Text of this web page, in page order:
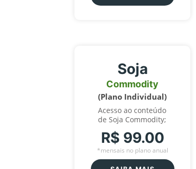
Soja
Commodity
(Plano Individual)
Acesso ao conteúdo
de Soja Commodity;
R$ 99.00
*mensais no plano anual